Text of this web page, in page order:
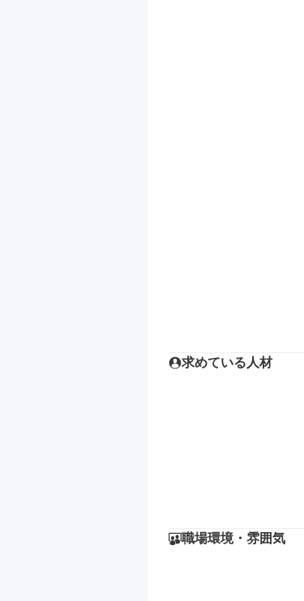
求めている人材
職場環境・雰囲気